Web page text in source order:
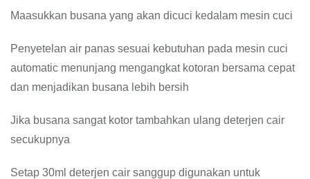
Maasukkan busana yang akan dicuci kedalam mesin cuci
Penyetelan air panas sesuai kebutuhan pada mesin cuci
automatic menunjang mengangkat kotoran bersama cepat
dan menjadikan busana lebih bersih
Jika busana sangat kotor tambahkan ulang deterjen cair
secukupnya
Setap 30ml deterjen cair sanggup digunakan untuk